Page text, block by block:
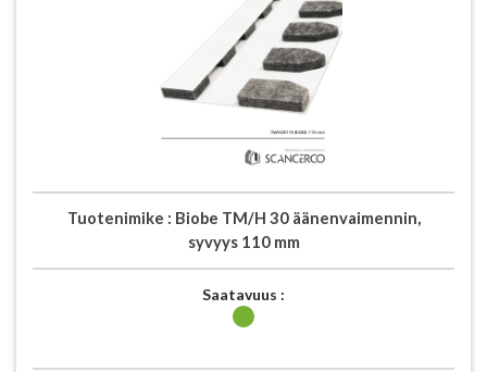
Tuotenimike : Biobe TM/H 30 äänenvaimennin,
syvyys 110 mm
Saatavuus :